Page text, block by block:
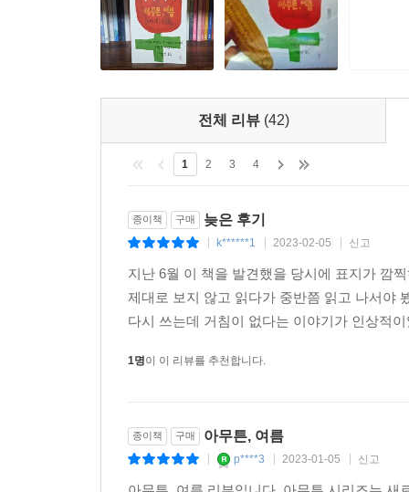
전체 리뷰(42)
종이책 구매 늦은 후기
| k******1 | 2023-02-05 | 신고
지난 6월 이 책을 발견했을 당시에 표지가 깜
제대로 보지 않고 읽다가 중반쯤 읽고 나서야
종이책 구매 아무튼, 여름
p****3 | 2023-01-05 | 신고